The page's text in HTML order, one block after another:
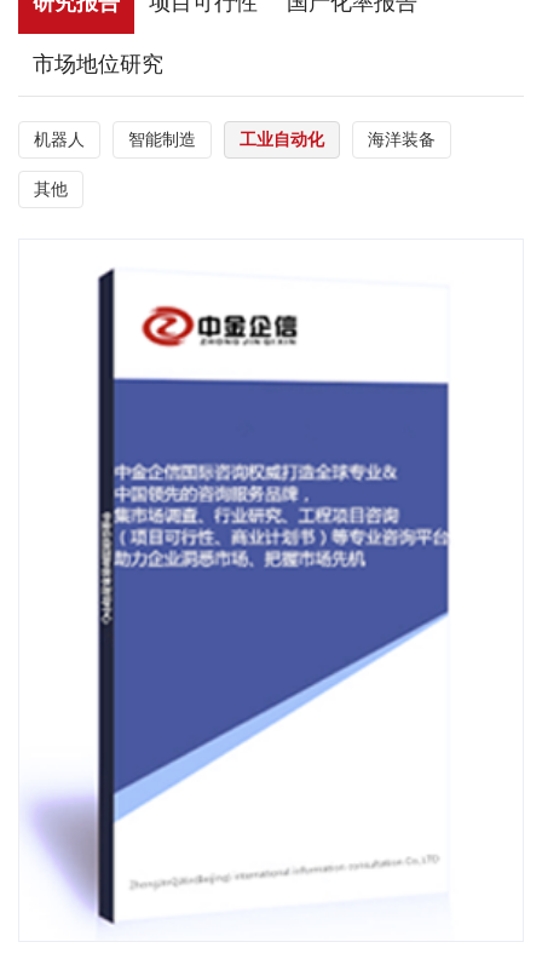
市场地位研究
机器人 智能制造 工业自动化 海洋装备
其他